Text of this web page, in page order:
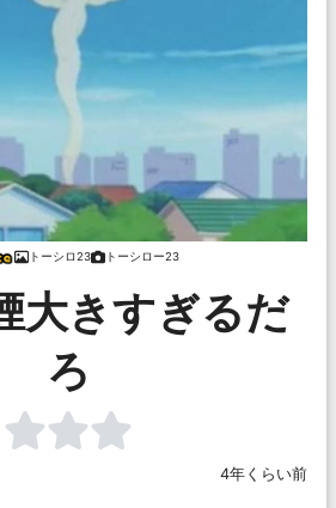
トーシロ23 トーシロー23
大きすぎるだ
ろ
4年くらい前